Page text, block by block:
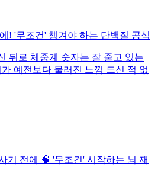
! '무조건' 챙겨야 하는 단백질 공식
뒤로 체중계 숫자는 잘 줄고 있는
예전보다 물러진 느낌 드신 적 없
기 전에 🧠 '무조건' 시작하는 뇌 재